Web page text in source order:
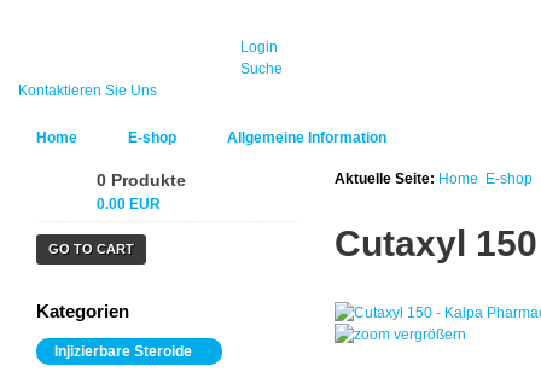
Login
Suche
Kontaktieren Sie Uns
Home E-shop Allgemeine Information
Aktuelle Seite: Home E-shop
Cutaxyl
vergrößern
0 Produkte
0.00 EUR
GO TO CART
Kategorien
Injizierbare Steroide